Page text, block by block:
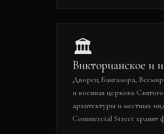
🏛️
Викторианское и
Дворец Бангалора,
и военная церковь
архитектуры и местных
Commercial Street хранят